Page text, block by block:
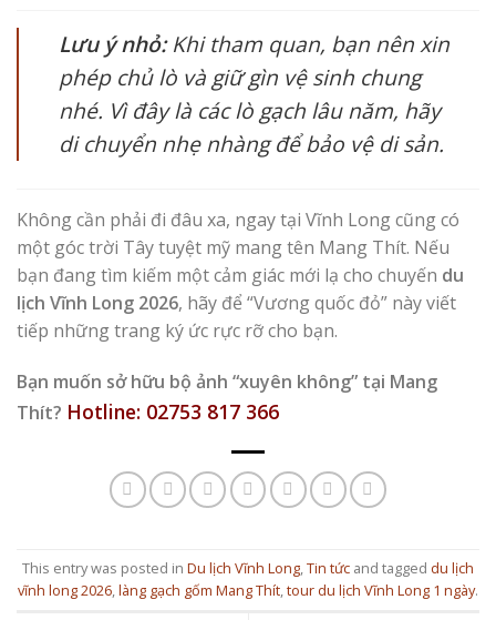
Lưu ý nhỏ:Khi tham quan, bạn nên xin
phép chủ lò và giữ gìn vệ sinh chung
nhé. Vì đây là các lò gạch lâu năm, hãy
di chuyển nhẹ nhàng để bảo vệ di sản.
Không cần phải đi đâu xa, ngay tại Vĩnh Long cũng có
một góc trời Tây tuyệt mỹ mang tên Mang Thít. Nếu
bạn đang tìm kiếm một cảm giác mới lạ cho chuyến du
lịch Vĩnh Long 2026, hãy để “Vương quốc đỏ” này viết
tiếp những trang ký ức rực rỡ cho bạn.
Bạn muốn sở hữu bộ ảnh “xuyên không” tại Mang
Thít? Hotline: 02753 817 366
This entry was posted in Du lịch Vĩnh Long,Tin tức and tagged du lịch
vĩnh long 2026,làng gạch gốm Mang Thít,tour du lịch Vĩnh Long 1 ngày.